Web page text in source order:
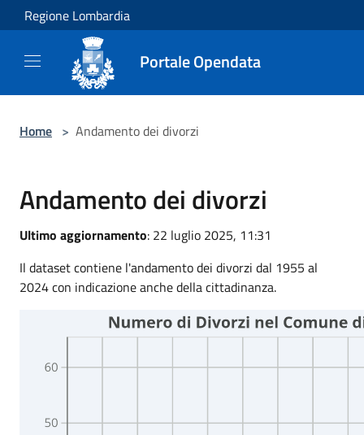
Salta al contenuto principale
Regione Lombardia
Portale Opendata
Home > Andamento dei divorzi
Andamento dei divorzi
Ultimo aggiornamento: 22 luglio 2025, 11:31
Il dataset contiene l'andamento dei divorzi dal 1955 al
2024 con indicazione anche della cittadinanza.